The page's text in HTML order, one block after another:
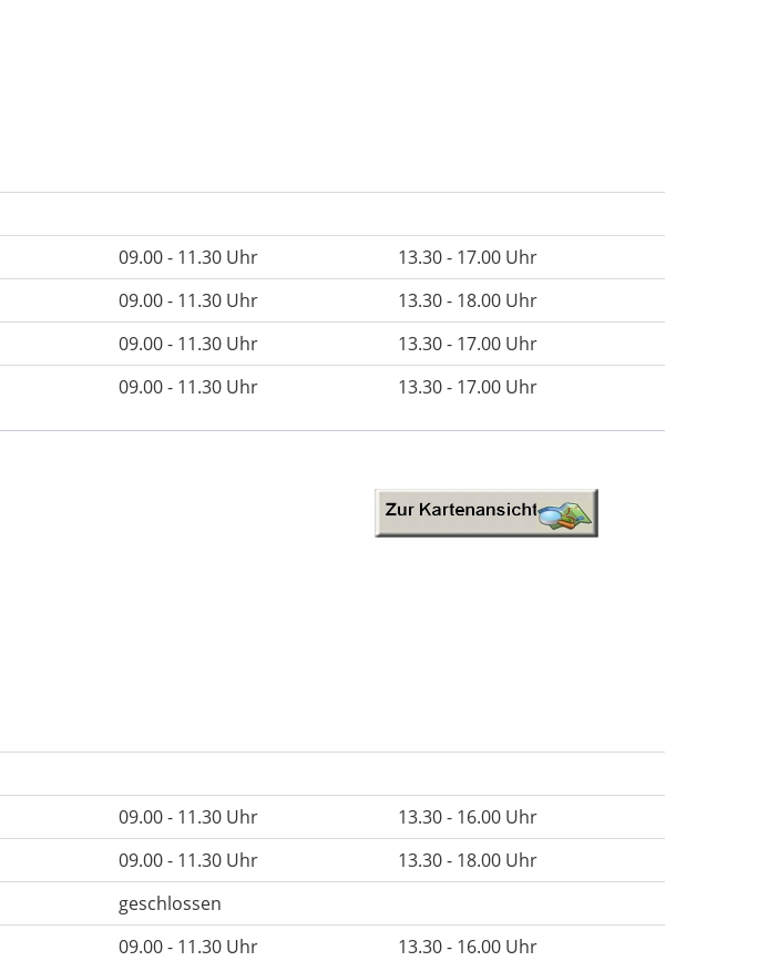
09.00 - 11.30 Uhr
13.30 - 17.00 Uhr
09.00 - 11.30 Uhr
13.30 - 18.00 Uhr
09.00 - 11.30 Uhr
13.30 - 17.00 Uhr
09.00 - 11.30 Uhr 13.30 - 17.00 Uhr
09.00 - 11.30 Uhr
13.30 - 16.00 Uhr
09.00 - 11.30 Uhr
13.30 - 18.00 Uhr
geschlossen
09.00 - 11.30 Uhr 13.30 - 16.00 Uhr